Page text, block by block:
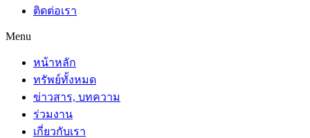
ติดต่อเรา
Menu
หน้าหลัก
ทรัพย์ทั้งหมด
ข่าวสาร, บทความ
ร่วมงาน
เกี่ยวกับเรา